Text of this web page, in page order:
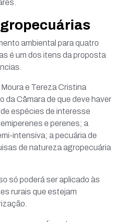
ambiental para quatro
é um dos itens da proposta
e Tereza Cristina
da Câmara de que deve haver
espécies de interesse
e perenes; a
intensiva; a pecuária de
de natureza agropecuária
só poderá ser aplicado às
rurais que estejam